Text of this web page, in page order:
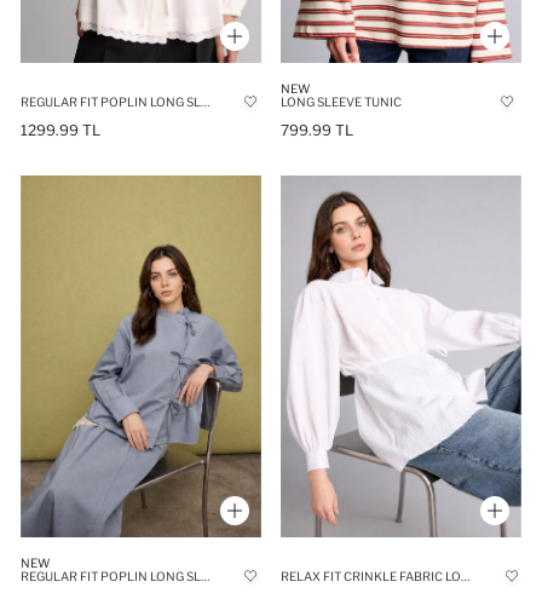
1299.99 TL
NEW
LONG SLEEVE TUNIC
799.99 TL
NEW